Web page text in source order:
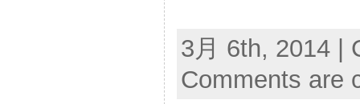
3月 6th, 2014 |
Comments are